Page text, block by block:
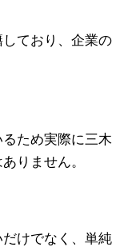
ており、企業の
ため実際に三木
りません。
けでなく、単純